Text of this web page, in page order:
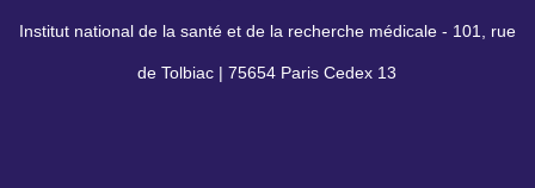
conforme)
Institut national de la santé et de la recherche médicale - 101, rue
de Tolbiac | 75654 Paris Cedex 13